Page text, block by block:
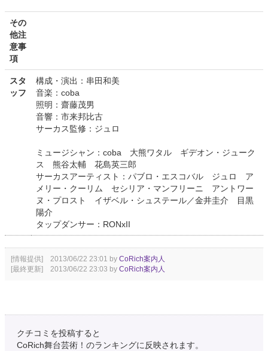
その
他注
意事
項
スタ
ッフ
構成・演出：串田和美
音楽：coba
照明：齋藤茂男
音響：市来邦比古
サーカス監修：ジュロ
ミュージシャン：coba 大熊ワタル ギデオン・ジューク
ス 熊谷太輔 花島英三郎
サーカスアーティスト：パブロ・エスコバル ジュロ ア
メリー・クーリム セシリア・マンフリーニ アントワー
ヌ・プロスト イザベル・シュステール／金井圭介 目黒
陽介
タップダンサー：RONxII
[情報提供] 2013/06/22 23:01 by CoRich案内人
[最終更新] 2013/06/22 23:03 by CoRich案内人
クチコミを投稿すると
CoRich舞台芸術！のランキングに反映されます。